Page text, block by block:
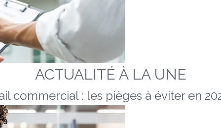
ACTUALITÉ À LA UNE
commercial : les pièges à éviter en